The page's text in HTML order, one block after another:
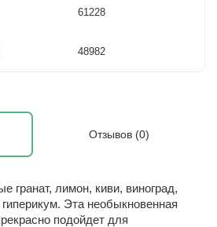
61228
48982
Отзывов (0)
гранат, лимон, киви, виноград,
Эта необыкновенная
подойдет для